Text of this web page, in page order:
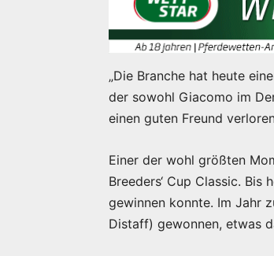
„Die Branche hat heute
der sowohl Giacomo im
einen guten Freund
Einer der wohl größten
Breeders‘ Cup Classic.
gewinnen konnte. Im Jahr
Distaff) gewonnen, etwas